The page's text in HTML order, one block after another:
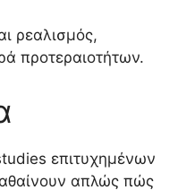
ρεαλισμός,
προτεραιοτήτων.
επιτυχημένων
απλώς πώς